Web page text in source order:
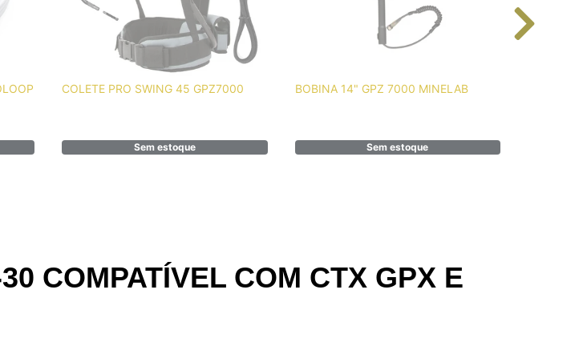
COLETE PRO SWING 45 GPZ7000
Sem estoque
BOBINA 14" GPZ 7000 MINELAB
Sem estoque
COMPATÍVEL COM CTX GPX E